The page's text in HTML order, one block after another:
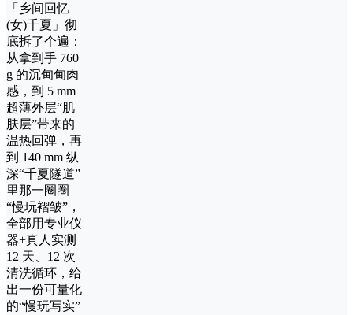
「乡间回忆
(女)千夏」彻
底拆了个遍：
从拿到手 760
g 的沉甸甸肉
感，到 5 mm
超薄外层“肌
肤层”带来的
温热回弹，再
到 140 mm 纵
深“千夏隧道”
里那一圈圈
“慢玩褶皱”，
全部用专业仪
器+真人实测
12 天、12 次
清洗循环，给
出一份可量化
的“慢玩写实”